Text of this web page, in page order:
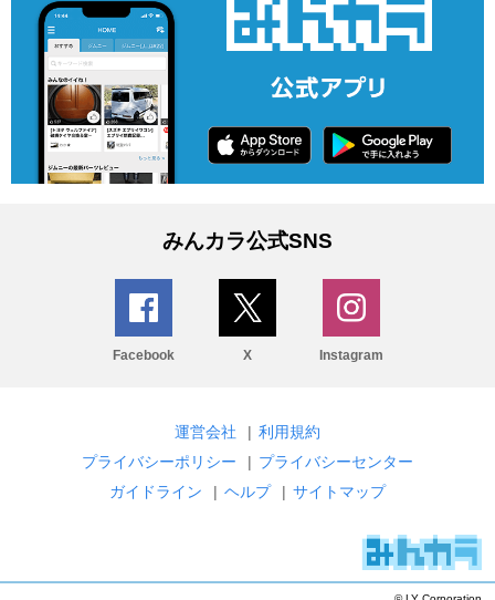
みんカラ公式SNS
Facebook X Instagram
運営会社 | 利用規約
プライバシーポリシー
| プライバシーセンター
ガイドライン
| ヘルプ | サイトマップ